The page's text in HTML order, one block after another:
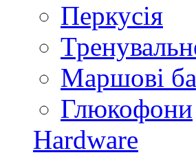
Перкусія
Маршові
Глюкофони
Hardware